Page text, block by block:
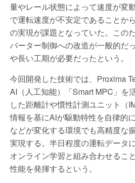
量やレール状態によって速度が変
で運転速度が不安定であることか
の実現が課題となっていた。この
バーター制御への改造が一般的だ
や長い工期が必要だったという。
今回開発した技術では、Proxima
AI（人工知能）「Smart MPC」を
した距離計や慣性計測ユニット（
情報を基にAIが駆動特性を自律的
などが変化する環境でも高精度な
実現する。半日程度の運転データ
オンライン学習と組み合わせるこ
性能を発揮するという。